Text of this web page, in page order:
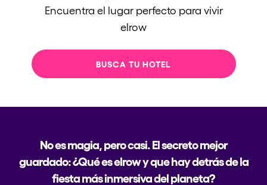
Encuentra el lugar perfecto para vivir
elrow
BUSCA TU HOTEL
No es magia, pero casi. El secreto mejor
guardado: ¿Qué es elrow y que hay detrás de la
fiesta más inmersiva del planeta?